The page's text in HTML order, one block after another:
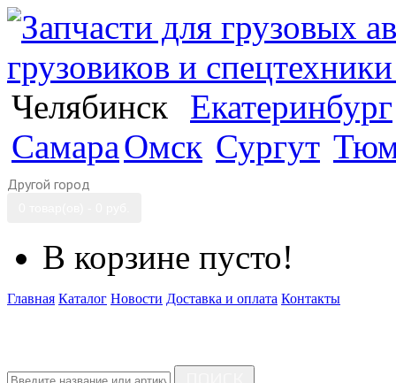
Челябинск
Екатеринбург
СамараОмск Сургут
Другой город
В корзине пусто!
Главная Каталог Новости Доставка и оплата Контакты